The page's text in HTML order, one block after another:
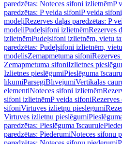
paredzētas: Noteces sifoni izlietnēmP
paredzētas: P veida sifoniP veida
modeļiRezerves daļas paredzētas: P
modeļiPudeļsifoni izlietnēmRezerves
izlietnēmPudeļsifoni izlietnēm, vietu
paredzētas: Pudeļsifoni izlietnēm,
modelisZemapmetuma sifoniRezerves
Zemapmetuma sifoniIzlietnes
Izlietnes pieslēgumiPieslēguma
līkumiPārsegiBlīvējumiVertikālās
elementiNoteces sifoni izlietnēm
sifoni izlietnēmP veida sifoniRezerves
sifoniVirtuves izlietņu pieslēgumi
Virtuves izlietņu pieslēgumi
paredzētas: Pieslēguma īscaurule
paredzētas: PiederumiNoteces sifonu